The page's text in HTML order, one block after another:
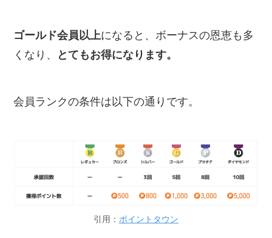
ゴールド会員以上になると、ボーナスの恩恵も多
くなり、
とてもお得になります。
会員ランクの条件は以下の通りです。
引用： ポイントタウン